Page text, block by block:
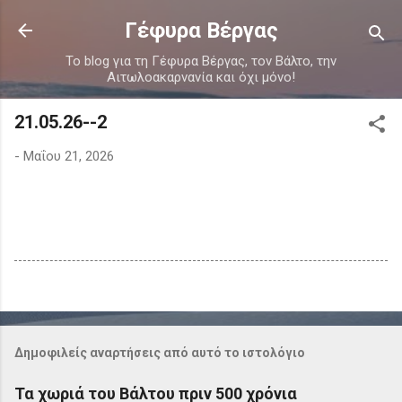
Μετάβαση στο κύριο περιεχόμενο
Γέφυρα Βέργας
Το blog για τη Γέφυρα Βέργας, τον Βάλτο, την
Αιτωλοακαρνανία και όχι μόνο!
21.05.26--2
- Μαΐου 21, 2026
Δημοφιλείς αναρτήσεις από αυτό το ιστολόγιο
Τα χωριά του Βάλτου πριν 500 χρόνια